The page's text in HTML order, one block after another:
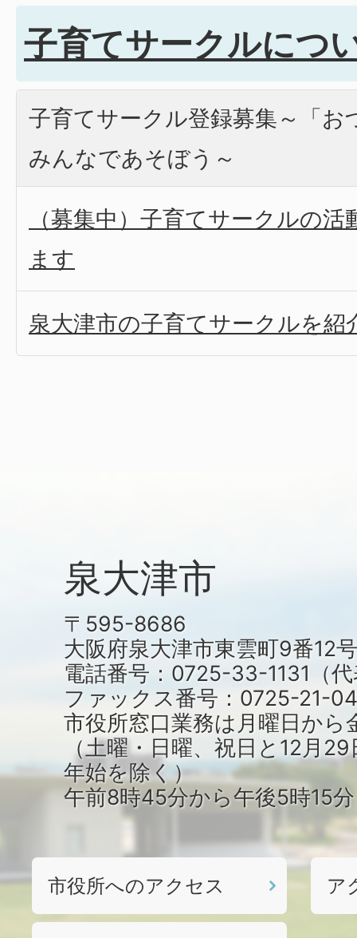
子育てサークルにつ
子育てサークル登録募集～「お
みんなであそぼう～
（募集中）子育てサークルの
ます
泉大津市の子育てサークルを紹
泉大津市
〒595-8686
大阪府泉大津市東雲町9番12号
電話番号：0725-33-1131（
ファックス番号：0725-21-
市役所窓口業務は月曜日から
（土曜・日曜、祝日と12月
年始を除く）
午前8時45分から午後5時15
市役所へのアクセス ア